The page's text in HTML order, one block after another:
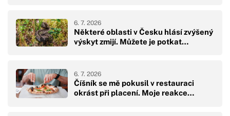
Některé oblasti v Česku hlásí zvýšený
výskyt zmijí. Můžete je potkat…
6. 7. 2026
Číšník se mě pokusil v restauraci
okrást při placení. Moje reakce…
6. 7. 2026